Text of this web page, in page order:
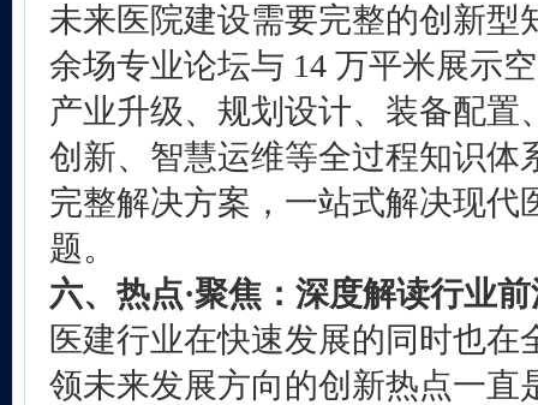
未来医院建设需要完整的创新型
余场专业论坛与 14 万平米展示
产业升级、规划设计、装备配置
创新、智慧运维等全过程知识体
完整解决方案，一站式解决现代
题。
六、热点·聚焦：深度解读行业
医建行业在快速发展的同时也在
领未来发展方向的创新热点一直